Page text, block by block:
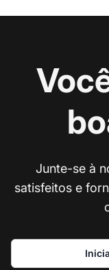
Junte-se à
satisfeitos e